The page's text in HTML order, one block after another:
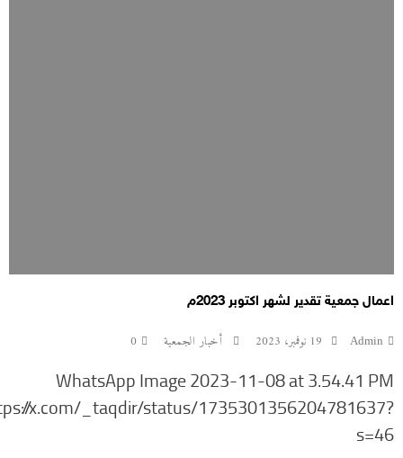
اعمال جمعية تقدير لشهر اكتوبر 2023م
Admin 19 نوفمبر، 2023 أخبار الجمعية 0
WhatsApp Image 2023-11-08 at 3.54.41 PM
x.com/_taqdir/status/1735301356204781637?
s=46